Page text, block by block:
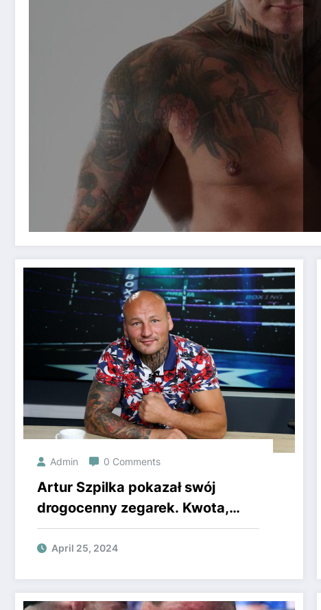
Admin 0 Comments
Artur Szpilka pokazał swój
drogocenny zegarek. Kwota,
która wisi na jego ręce, jest
zawrotna.
April 25, 2024